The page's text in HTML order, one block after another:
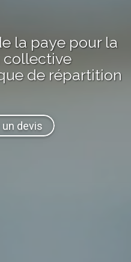
la paye pour la
collective
de répartition
un devis